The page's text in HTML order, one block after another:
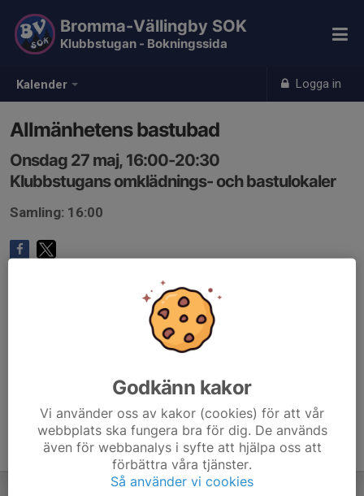
Kalender Logga in
Bromma-Vällingby SOK
Klubbstugan - Bokningssida
Allmänhetens bastubad
Onsdag 27 maj, 16:00-20:30
Klubbstugans omklädnings- och bastulokaler
Samling: 16:00
Godkänn kakor
Vi använder oss av kakor (cookies) för att vår
webbplats ska fungera bra för dig. De används
även för webbanalys i syfte att hjälpa oss att
förbättra våra tjänster.
Så använder vi cookies